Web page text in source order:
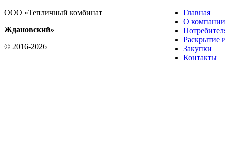
ООО «Тепличный комбинат
Ждановский»
© 2016-2026
Главная
О компании
Раскрытие
Закупки
Контакты